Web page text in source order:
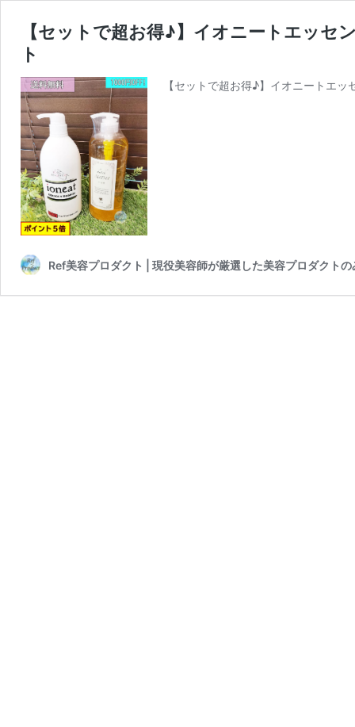
【セットで超お得♪】イオニートエッ
ト
【セットで超お得♪】イオニートエ
Ref美容プロダクト | 現役美容師が厳選した美容プロダクトの